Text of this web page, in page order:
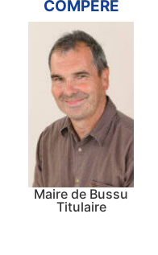
COMPERE
Maire de Bussu
Titulaire